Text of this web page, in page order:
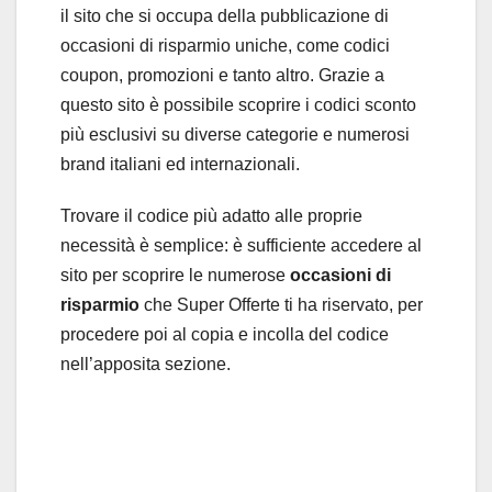
il sito che si occupa della pubblicazione di
occasioni di risparmio uniche, come codici
coupon, promozioni e tanto altro. Grazie a
questo sito è possibile scoprire i codici sconto
più esclusivi su diverse categorie e numerosi
brand italiani ed internazionali.
Trovare il codice più adatto alle proprie
necessità è semplice: è sufficiente accedere al
sito per scoprire le numerose occasioni di
risparmio che Super Offerte ti ha riservato, per
procedere poi al copia e incolla del codice
nell’apposita sezione.